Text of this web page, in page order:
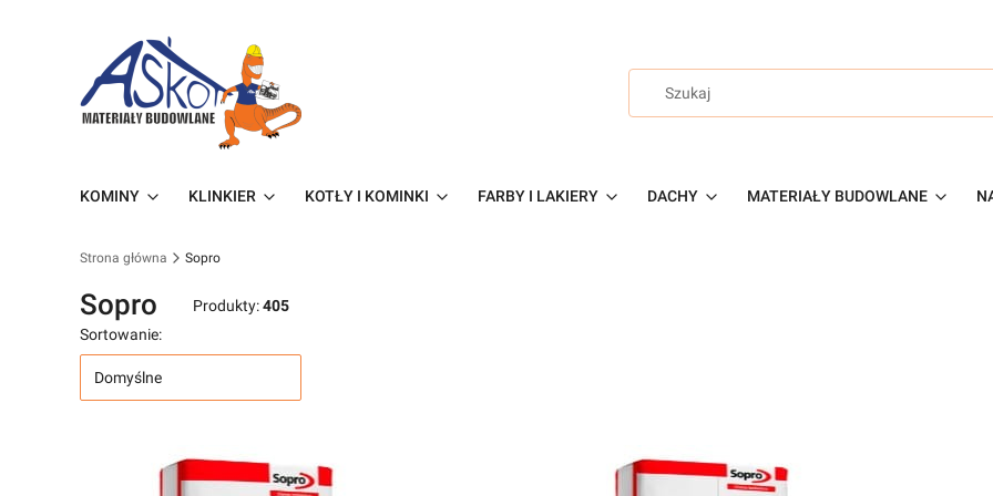
KOMINY KLINKIER KOTŁY I KOMINKI FARBY I LAKIERY DACHY MATERIAŁY BUDOWLANE
Strona główna Sopro
Sopro Produkty:405
Sortowanie:
Domyślne